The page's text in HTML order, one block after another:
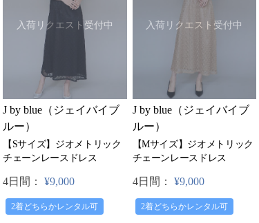
入荷リクエスト受付中
J by blue（ジェイバイブ
ルー）
【Sサイズ】ジオメトリック
チェーンレースドレス
4日間： ¥9,000
2着どちらかレンタル可
入荷リクエスト受付中
J by blue（ジェイバイブ
ルー）
【Mサイズ】ジオメトリック
チェーンレースドレス
4日間： ¥9,000
2着どちらかレンタル可